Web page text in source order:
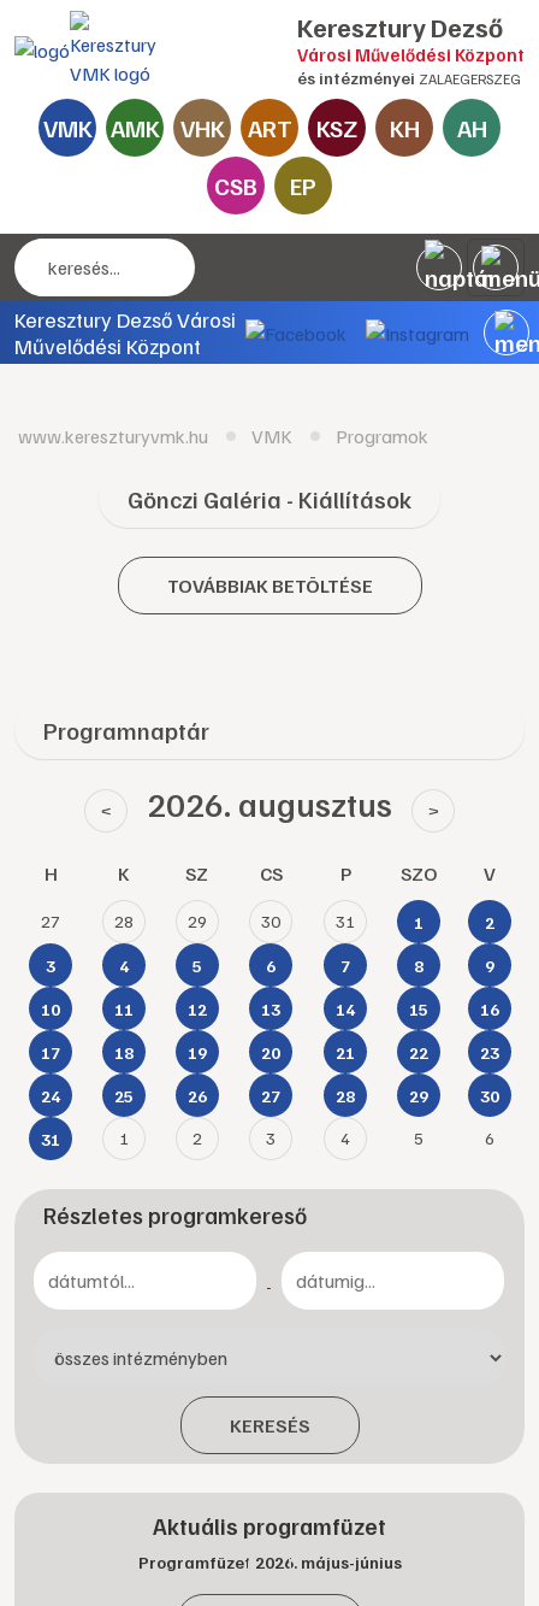
Keresztury Dezső
Városi Művelődési Központ
és intézményei ZALAEGERSZEG
VMK AMK VHK ART KSZ KH
AH
CSB
EP
Keresztury Dezső Városi
Művelődési Központ
www.kereszturyvmk.hu VMK Programok
Gönczi Galéria - Kiállítások
TOVÁBBIAK BETÖLTÉSE
Programnaptár
< 2026. augusztus >
H K SZ CS P SZO V
27 28 29 30 31 1 2
3 4 5 6 7 8 9
10 11 12 13 14 15 16
17 18 19 20 21 22 23
24 25 26 27 28 29 30
31 1 2 3 4 5 6
Részletes programkereső
-
KERESÉS
Aktuális programfüzet
Programfüzet 2026. május-június